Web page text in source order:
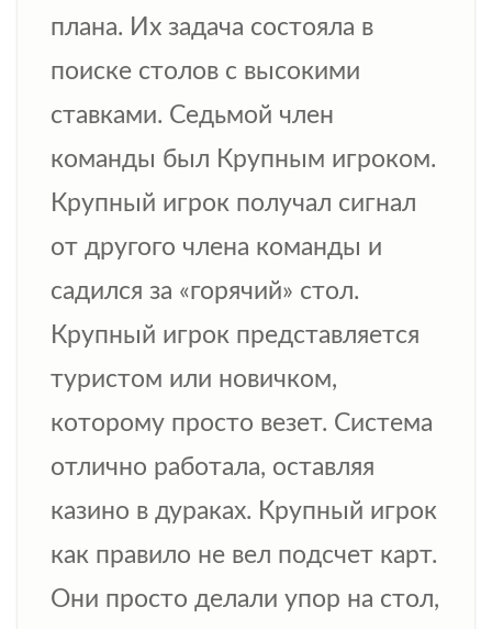
плана. Их задача состояла в
поиске столов с высокими
ставками. Седьмой член
команды был Крупным игроком.
Крупный игрок получал сигнал
от другого члена команды и
садился за «горячий» стол.
Крупный игрок представляется
туристом или новичком,
которому просто везет. Система
отлично работала, оставляя
казино в дураках. Крупный игрок
как правило не вел подсчет карт.
Они просто делали упор на стол,